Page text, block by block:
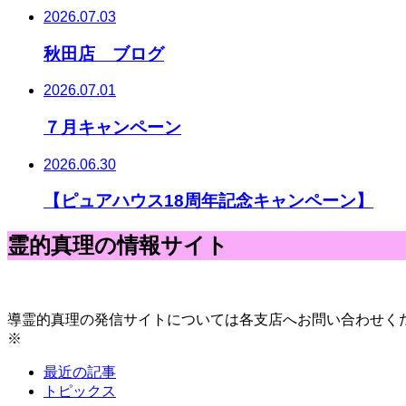
2026.07.03
秋田店 ブログ
2026.07.01
７月キャンペーン
2026.06.30
【ピュアハウス18周年記念キャンペーン】
霊的真理の情報サイト
導霊的真理の発信サイトについては各支店へお問い合わせく
※
最近の記事
トピックス